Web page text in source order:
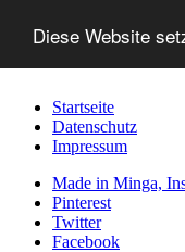
Diese Website
Startseite
Datenschutz
Impressum
Made in Minga,
Pinterest
Twitter
Facebook